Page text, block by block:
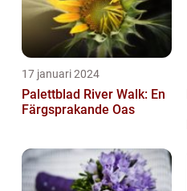
17 januari 2024
Palettblad River Walk: En
Färgsprakande Oas